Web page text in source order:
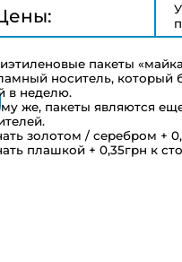
пакеты
носитель, который
в неделю.
же, пакеты являются
золотом / серебром +
плашкой + 0,35грн к